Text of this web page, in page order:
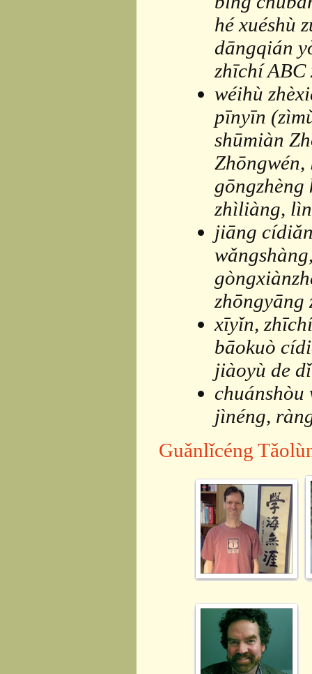
hé xuéshù
dāngqián
zhīchí
wéihù
pīnyīn
shūmiàn
Zhōngwén,
zhìliàng,
jiāng
zhōngyāng
xīyǐn,
bāokuò
jiàoyù de
chuánshòu
jìnéng,
Guǎnlǐcéng